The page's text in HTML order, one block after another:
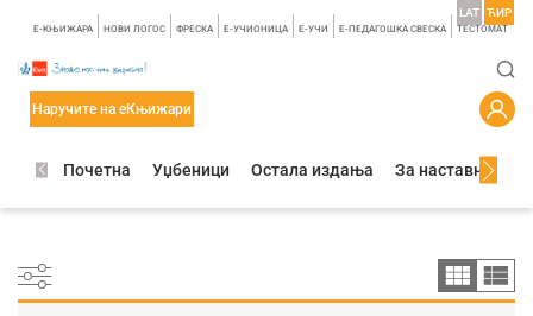
E-КЊИЖАРА НОВИ ЛОГОС ФРЕСКА E-УЧИОНИЦА E-УЧИ Е-ПЕДАГОШКА СВЕСКА TЕСТОМАТ
LAT ЋИР
Наручите на еКњижари
Почетна Уџбеници Остала издања За наставнике